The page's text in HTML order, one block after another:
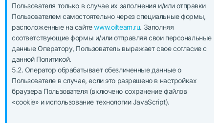
Пользователя только в случае их заполнения и/или отправки
Пользователем самостоятельно через специальные формы,
расположенные на сайтеwww.oilteam.ru. Заполняя
соответствующие формы и/или отправляя свои персональные
данные Оператору, Пользователь выражает свое согласие с
данной Политикой.
5.2. Оператор обрабатывает обезличенные данные о
Пользователе в случае, если это разрешено в настройках
браузера Пользователя (включено сохранение файлов
«cookie» и использование технологии JavaScript).